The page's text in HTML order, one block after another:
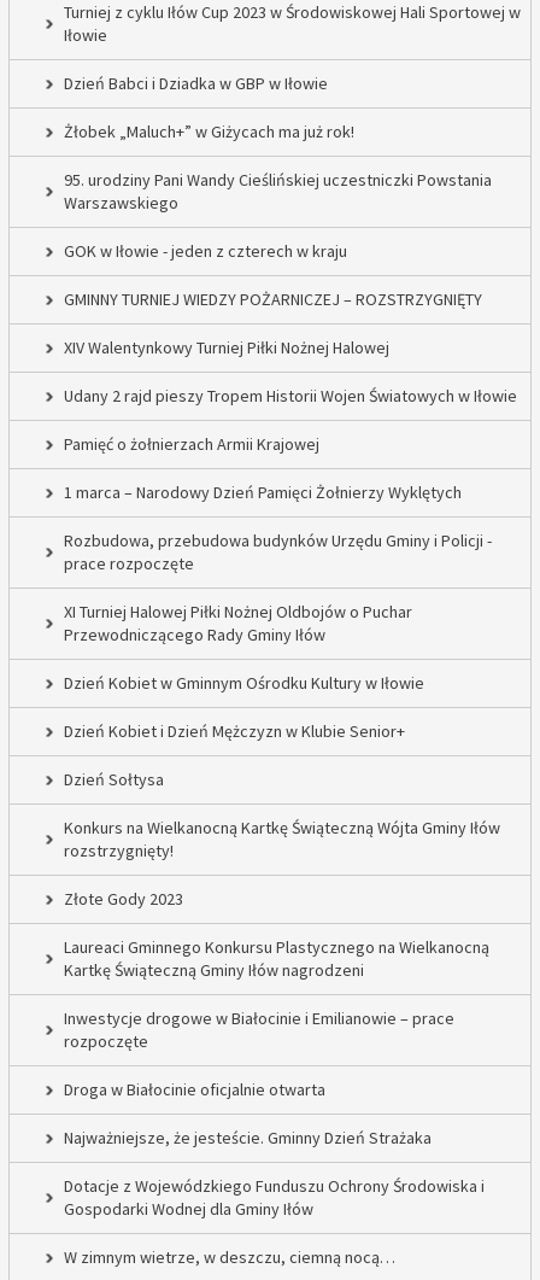
Turniej z cyklu Iłów Cup 2023 w Środowiskowej Hali Sportowej w
Iłowie
Dzień Babci i Dziadka w GBP w Iłowie
Żłobek „Maluch+” w Giżycach ma już rok!
95. urodziny Pani Wandy Cieślińskiej uczestniczki Powstania
Warszawskiego
GOK w Iłowie - jeden z czterech w kraju
GMINNY TURNIEJ WIEDZY POŻARNICZEJ – ROZSTRZYGNIĘTY
XIV Walentynkowy Turniej Piłki Nożnej Halowej
Udany 2 rajd pieszy Tropem Historii Wojen Światowych w Iłowie
Pamięć o żołnierzach Armii Krajowej
1 marca – Narodowy Dzień Pamięci Żołnierzy Wyklętych
Rozbudowa, przebudowa budynków Urzędu Gminy i Policji -
prace rozpoczęte
XI Turniej Halowej Piłki Nożnej Oldbojów o Puchar
Przewodniczącego Rady Gminy Iłów
Dzień Kobiet w Gminnym Ośrodku Kultury w Iłowie
Dzień Kobiet i Dzień Mężczyzn w Klubie Senior+
Dzień Sołtysa
Konkurs na Wielkanocną Kartkę Świąteczną Wójta Gminy Iłów
rozstrzygnięty!
Złote Gody 2023
Laureaci Gminnego Konkursu Plastycznego na Wielkanocną
Kartkę Świąteczną Gminy Iłów nagrodzeni
Inwestycje drogowe w Białocinie i Emilianowie – prace
rozpoczęte
Droga w Białocinie oficjalnie otwarta
Najważniejsze, że jesteście. Gminny Dzień Strażaka
Dotacje z Wojewódzkiego Funduszu Ochrony Środowiska i
Gospodarki Wodnej dla Gminy Iłów
W zimnym wietrze, w deszczu, ciemną nocą…